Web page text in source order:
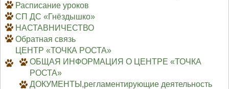
Расписание уроков
СП ДС «Гнёздышко»
НАСТАВНИЧЕСТВО
Обратная связь
ЦЕНТР «ТОЧКА РОСТА»
ОБЩАЯ ИНФОРМАЦИЯ О ЦЕНТРЕ «ТОЧКА
РОСТА»
ДОКУМЕНТЫ,регламентирующие деятельность